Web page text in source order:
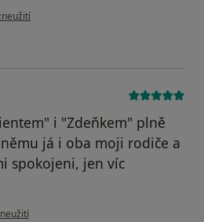
uživatele Pacient
i "Zdeňkem" plně
já i oba moji rodiče a
spokojeni, jen víc
uživatele Karel